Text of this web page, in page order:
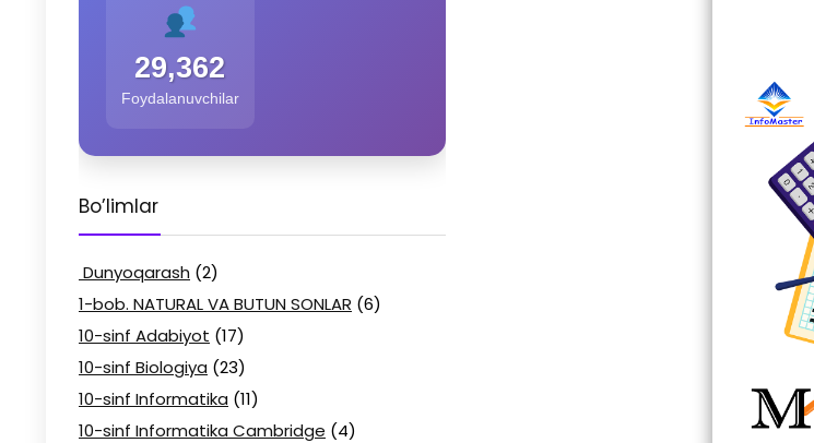
29,362
Foydalanuvchilar
Bo’limlar
Dunyoqarash (2)
1-bob. NATURAL VA BUTUN SONLAR (6)
10-sinf Adabiyot (17)
10-sinf Biologiya (23)
10-sinf Informatika (11)
10-sinf Informatika Cambridge (4)